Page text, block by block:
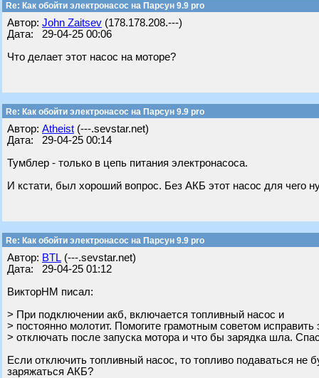
Re: Как обойти электронасос на Парсун 9.9 pro
Автор: John Zaitsev (178.178.208.---)
Дата: 29-04-25 00:06
Что делает этот насос на моторе?
Re: Как обойти электронасос на Парсун 9.9 pro
Автор: Atheist (---.sevstar.net)
Дата: 29-04-25 00:14
Тумблер - только в цепь питания электронасоса.
И кстати, был хороший вопрос. Без АКБ этот насос для чего
Re: Как обойти электронасос на Парсун 9.9 pro
Автор: BTL (---.sevstar.net)
Дата: 29-04-25 01:12
ВикторНМ писал:
> При подключении акб, включается топливный насос и
> постоянно молотит. Помогите грамотным советом исправить
> отключать после запуска мотора и что бы зарядка шла.
Если отключить топливный насос, то топливо подаваться не
заряжаться АКБ?